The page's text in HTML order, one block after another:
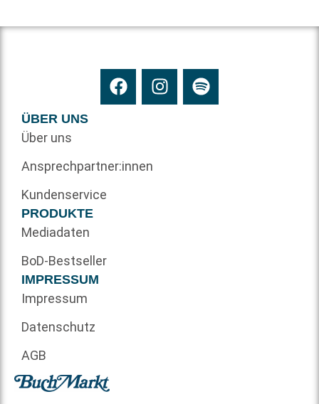
ÜBER UNS
Über uns
Ansprechpartner:innen
Kundenservice
PRODUKTE
Mediadaten
BoD-Bestseller
IMPRESSUM
Impressum
Datenschutz
AGB